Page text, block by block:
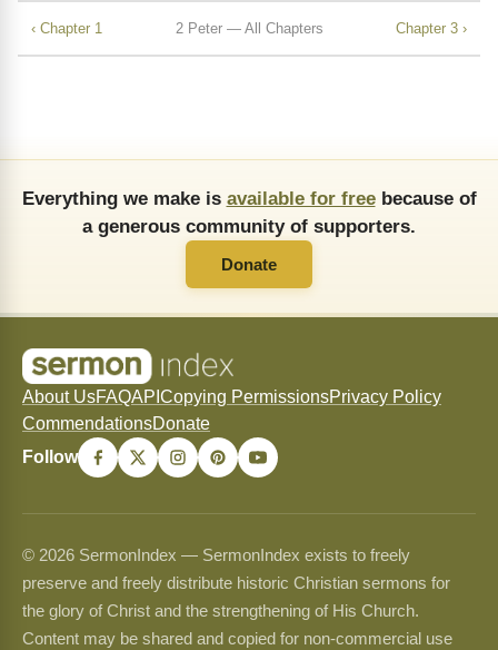
‹ Chapter 1 2 Peter — All Chapters Chapter 3 ›
Everything we make is available for freebecause of
a generous community of supporters.
Donate
About UsFAQAPI Copying PermissionsPrivacy Policy
CommendationsDonate
Follow
© 2026 SermonIndex — SermonIndex exists to freely
preserve and freely distribute historic Christian sermons for
the glory of Christ and the strengthening of His Church.
Content may be shared and copied for non-commercial use